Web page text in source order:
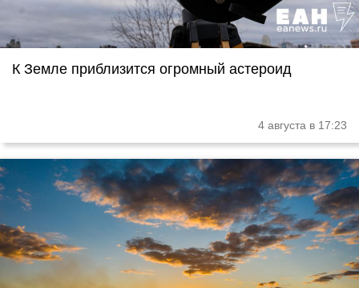
К Земле приблизится огромный астероид
4 августа в 17:23